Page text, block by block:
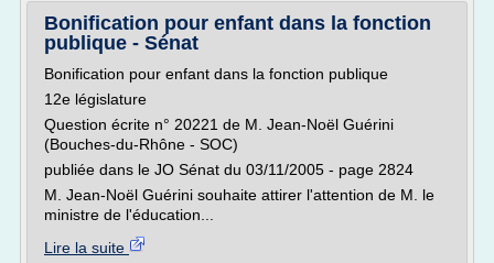
Bonification pour enfant dans la fonction
publique - Sénat
Bonification pour enfant dans la fonction publique
12e législature
Question écrite n° 20221 de M. Jean-Noël Guérini
(Bouches-du-Rhône - SOC)
publiée dans le JO Sénat du 03/11/2005 - page 2824
M. Jean-Noël Guérini souhaite attirer l'attention de M. le
ministre de l'éducation...
Lire la suite